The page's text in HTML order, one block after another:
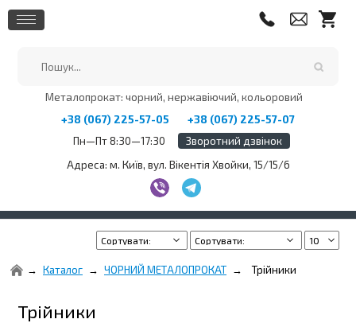
Металопрокат: чорний, нержавіючий, кольоровий
+38 (067) 225-57-05
+38 (067) 225-57-07
Пн—Пт 8:30—17:30
Зворотний дзвінок
Адреса: м. Київ, вул. Вікентія Хвойки, 15/15/6
Каталог ЧОРНИЙ МЕТАЛОПРОКАТ Трійники
Трійники